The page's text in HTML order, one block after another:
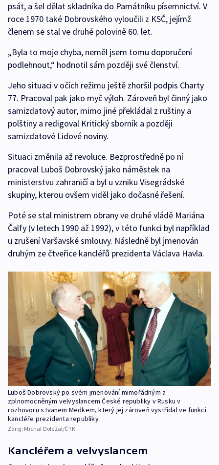
psát, a šel dělat skladníka do Památníku písemnictví. V
roce 1970 také Dobrovského vyloučili z KSČ, jejímž
členem se stal ve druhé polovině 60. let.
„Byla to moje chyba, neměl jsem tomu doporučení
podlehnout,“ hodnotil sám později své členství.
Jeho situaci v očích režimu ještě zhoršil podpis Charty
77. Pracoval pak jako myč výloh. Zároveň byl činný jako
samizdatový autor, mimo jiné překládal z ruštiny a
polštiny a redigoval Kritický sborník a později
samizdatové Lidové noviny.
Situaci změnila až revoluce. Bezprostředně po ní
pracoval Luboš Dobrovský jako náměstek na
ministerstvu zahraničí a byl u vzniku Visegrádské
skupiny, kterou ovšem viděl jako dočasné řešení.
Poté se stal ministrem obrany ve druhé vládě Mariána
Čalfy (v letech 1990 až 1992), v této funkci byl například
u zrušení Varšavské smlouvy. Následně byl jmenován
druhým ze čtveřice kancléřů prezidenta Václava Havla.
Luboš Dobrovský po svém jmenování mimořádným a
zplnomocněným velvyslancem České republiky v Rusku v
rozhovoru s Ivanem Medkem, který jej zároveň vystřídal ve funkci
kancléře prezidenta republiky
Zdroj: Michal Doležal/ČTK
Kancléřem a velvyslancem